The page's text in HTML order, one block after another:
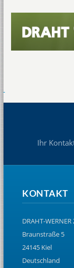
Ihr
KONTAKT
DRAHT-
Braunstraße 5
24145 Kiel
Deutschland